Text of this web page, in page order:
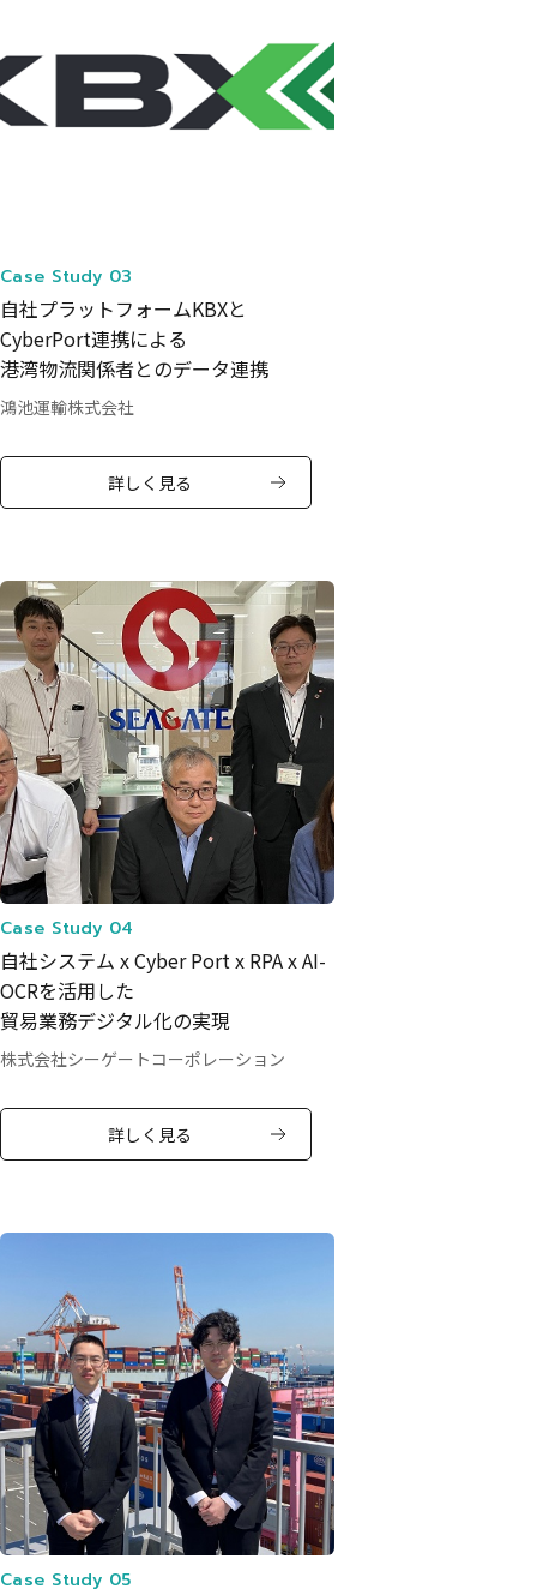
Case Study 03
自社プラットフォームKBXと
CyberPort連携による
港湾物流関係者とのデータ連携
鴻池運輸株式会社
詳しく見る
Case Study 04
自社システム x Cyber Port x RPA x AI-
OCRを活用した
貿易業務デジタル化の実現
株式会社シーゲートコーポレーション
詳しく見る
Case Study 05